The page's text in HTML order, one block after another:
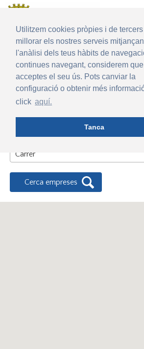
Utilitzem cookies pròpies i de tercers
millorar els nostres serveis
l'anàlisi dels teus hàbits de
continues navegant, considerem que
acceptes el seu ús. Pots canviar la
configuració o obtenir més
click aquí.
Tanca
Rambla Francesc Macià, 59
08358 Arenys de Munt
ajuntament@arenysdemunt.cat
Sector econòmic
Carrer